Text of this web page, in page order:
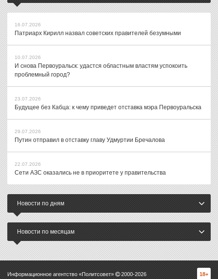
16.07.2026
Патриарх Кирилл назвал советских правителей безумными
10.07.2026
И снова Первоуральск: удастся областным властям успокоить
проблемный город?
23.07.2026
Будущее без Кабца: к чему приведет отставка мэра Первоуральска
29.07.2026
Путин отправил в отставку главу Удмуртии Бречалова
22.07.2026
Сети АЗС оказались не в приоритете у правительства
Новости по дням
Новости по месяцам
Информационное агентство «Политсовет» 2000-2026 18+